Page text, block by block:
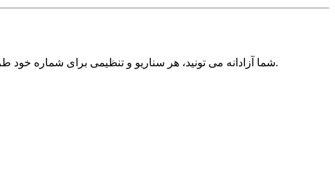
شما آزادانه می تونید، هر سناریو و تنظیمی برای شماره خود طراحی نمایید. شما می توانید آن را خیلی ساده (به طور مثال دایورت به یک شماره موبایل) یا مانند سانترال، خیلی حرفه‌ای طراحی نمایید.